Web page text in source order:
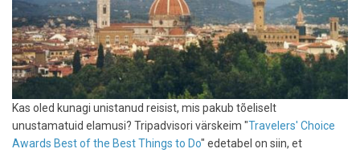
Kas oled kunagi unistanud reisist, mis pakub tõeliselt
unustamatuid elamusi? Tripadvisori värskeim "Travelers' Choice
Awards Best of the Best Things to Do" edetabel on siin, et